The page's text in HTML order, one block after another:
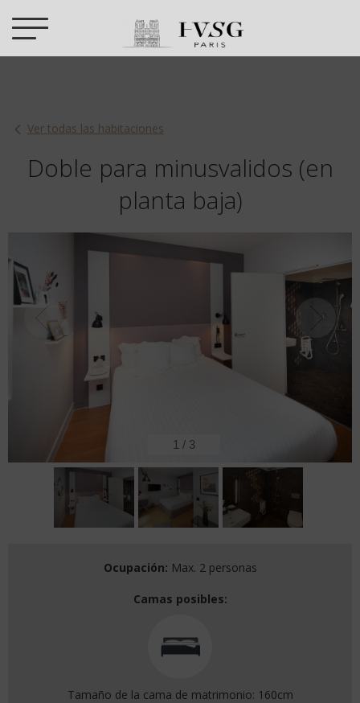
Ver todas las habitaciones
Doble para minusvalidos (en
planta baja)
2 / 3
Ocupación: Max. 2 personas
Camas posibles:
Tamaño de la cama de matrimonio: 160cm